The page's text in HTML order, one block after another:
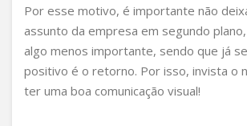
Por esse motivo, é importante não
assunto da empresa em segundo
algo menos importante, sendo que já
positivo é o retorno. Por isso, invista o
ter uma boa comunicação visual!